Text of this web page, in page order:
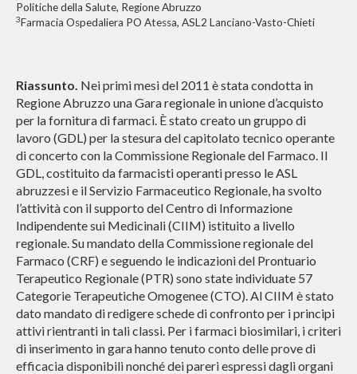
Politiche della Salute, Regione Abruzzo
3Farmacia Ospedaliera PO Atessa, ASL2 Lanciano-Vasto-Chieti
Riassunto. Nei primi mesi del 2011 è stata condotta in
Regione Abruzzo una Gara regionale in unione d’acquisto
per la fornitura di farmaci. È stato creato un gruppo di
lavoro (GDL) per la stesura del capitolato tecnico operante
di concerto con la Commissione Regionale del Farmaco. Il
GDL, costituito da farmacisti operanti presso le ASL
abruzzesi e il Servizio Farmaceutico Regionale, ha svolto
l’attività con il supporto del Centro di Informazione
Indipendente sui Medicinali (CIIM) istituito a livello
regionale. Su mandato della Commissione regionale del
Farmaco (CRF) e seguendo le indicazioni del Prontuario
Terapeutico Regionale (PTR) sono state individuate 57
Categorie Terapeutiche Omogenee (CTO). Al CIIM è stato
dato mandato di redigere schede di confronto per i principi
attivi rientranti in tali classi. Per i farmaci biosimilari, i criteri
di inserimento in gara hanno tenuto conto delle prove di
efficacia disponibili nonché dei pareri espressi dagli organi